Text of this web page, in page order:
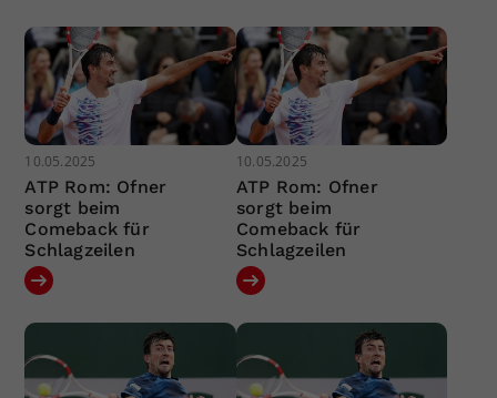
10.05.2025
ATP Rom: Ofner
sorgt beim
Comeback für
Schlagzeilen
10.05.2025
ATP Rom: Ofner
sorgt beim
Comeback für
Schlagzeilen